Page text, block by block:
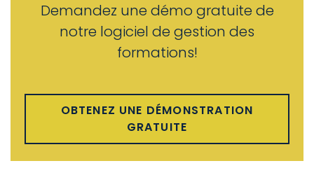
Demandez une démo gratuite de
notre logiciel de gestion des
formations!
OBTENEZ UNE DÉMONSTRATION
GRATUITE